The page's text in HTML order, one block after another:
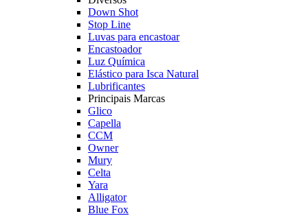
Down Shot
Stop Line
Luvas para encastoar
Encastoador
Luz Química
Elástico para Isca Natural
Lubrificantes
Principais Marcas
Glico
Capella
CCM
Owner
Mury
Celta
Yara
Alligator
Blue Fox